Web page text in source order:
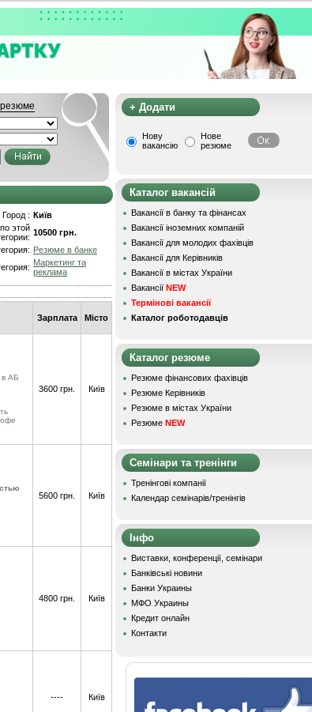
Город : Київ
этой 10500 грн.
Резюме в банке
Маркетинг та
реклама
Зарплата Місто
в АБ
3600 грн. Київ
5600 грн. Київ
4800 грн. Київ
---- Київ
+ Додати
Нову
вакансію
Нове
резюме
Каталог вакансій
Вакансії в банку та фінансах
Вакансії іноземних компаній
Вакансії для молодих фахівців
Вакансії для Керівників
Вакансії в містах України
Вакансії NEW
Термінові вакансії
Каталог роботодавців
Каталог резюме
Резюме фінансових фахівців
Резюме Керівників
Резюме в містах України
Резюме NEW
Семінари та тренінги
Тренінгові компанії
Календар семінарів/тренінгів
Інфо
Виставки, конференції, семінари
Банківські новини
Банки Украины
МФО Украины
Кредит онлайн
Контакти